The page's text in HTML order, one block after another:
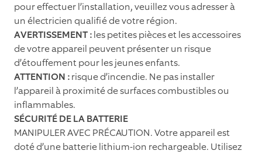
pour effectuer l’installation, veuillez vous adresser à
un électricien qualiﬁé de votre région.
AVERTISSEMENT :les petites pièces et les accessoires
de votre appareil peuvent présenter un risque
d’étouffement pour les jeunes enfants.
ATTENTION :risque d’incendie. Ne pas installer
l’appareil à proximité de surfaces combustibles ou
inﬂammables.
SÉCURITÉ DE LA BATTERIE
MANIPULER AVEC PRÉCAUTION. Votre appareil est
doté d’une batterie lithium-ion rechargeable. Utilisez